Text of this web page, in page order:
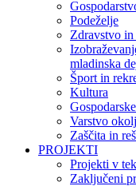
Podeželje
Zdravstvo in
mladinska
Šport in
Kultura
Varstvo
Zaščita in
PROJEKTI
Projekti v
Zaključeni